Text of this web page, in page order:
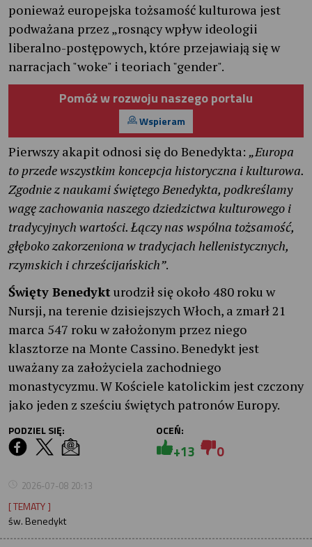
ponieważ europejska tożsamość kulturowa jest
podważana przez „rosnący wpływ ideologii
liberalno-postępowych, które przejawiają się w
narracjach "woke" i teoriach "gender".
Pomóż w rozwoju naszego portalu
Wspieram
Pierwszy akapit odnosi się do Benedykta: „Europa
to przede wszystkim koncepcja historyczna i kulturowa.
Zgodnie z naukami świętego Benedykta, podkreślamy
wagę zachowania naszego dziedzictwa kulturowego i
tradycyjnych wartości. Łączy nas wspólna tożsamość,
głęboko zakorzeniona w tradycjach hellenistycznych,
rzymskich i chrześcijańskich”.
Święty Benedykturodził się około 480 roku w
Nursji, na terenie dzisiejszych Włoch, a zmarł 21
marca 547 roku w założonym przez niego
klasztorze na Monte Cassino. Benedykt jest
uważany za założyciela zachodniego
monastycyzmu. W Kościele katolickim jest czczony
jako jeden z sześciu świętych patronów Europy.
PODZIEL SIĘ: OCEŃ:
+13 0
2026-07-08 20:13
[ TEMATY ]
św. Benedykt